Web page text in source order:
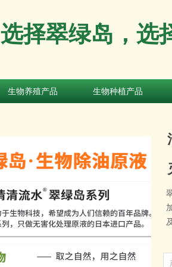
选择翠绿岛，选
生物养殖产品 生物种植产品